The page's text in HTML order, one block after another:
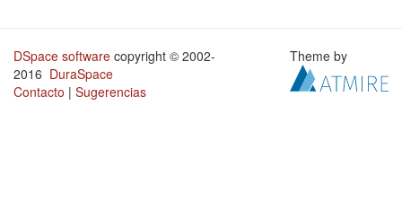
DSpace software copyright © 2002-
2016 DuraSpace
Contacto | Sugerencias
Theme by